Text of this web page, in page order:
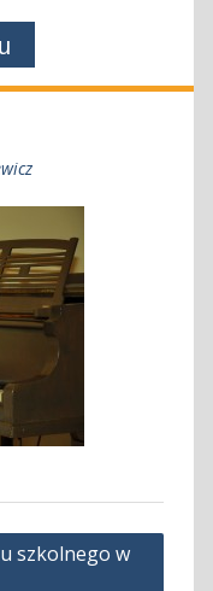
szkolnego w